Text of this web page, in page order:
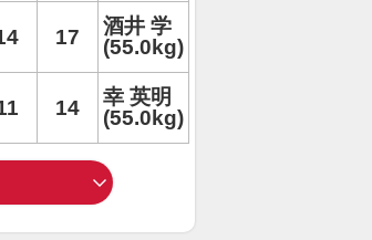
17
酒井 学
(55.0kg)
14
幸 英明
(55.0kg)